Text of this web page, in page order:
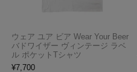
ウェア ユア ビア Wear Your Beer
バドワイザー ヴィンテージ ラベ
ル ポケットTシャツ
¥7,700